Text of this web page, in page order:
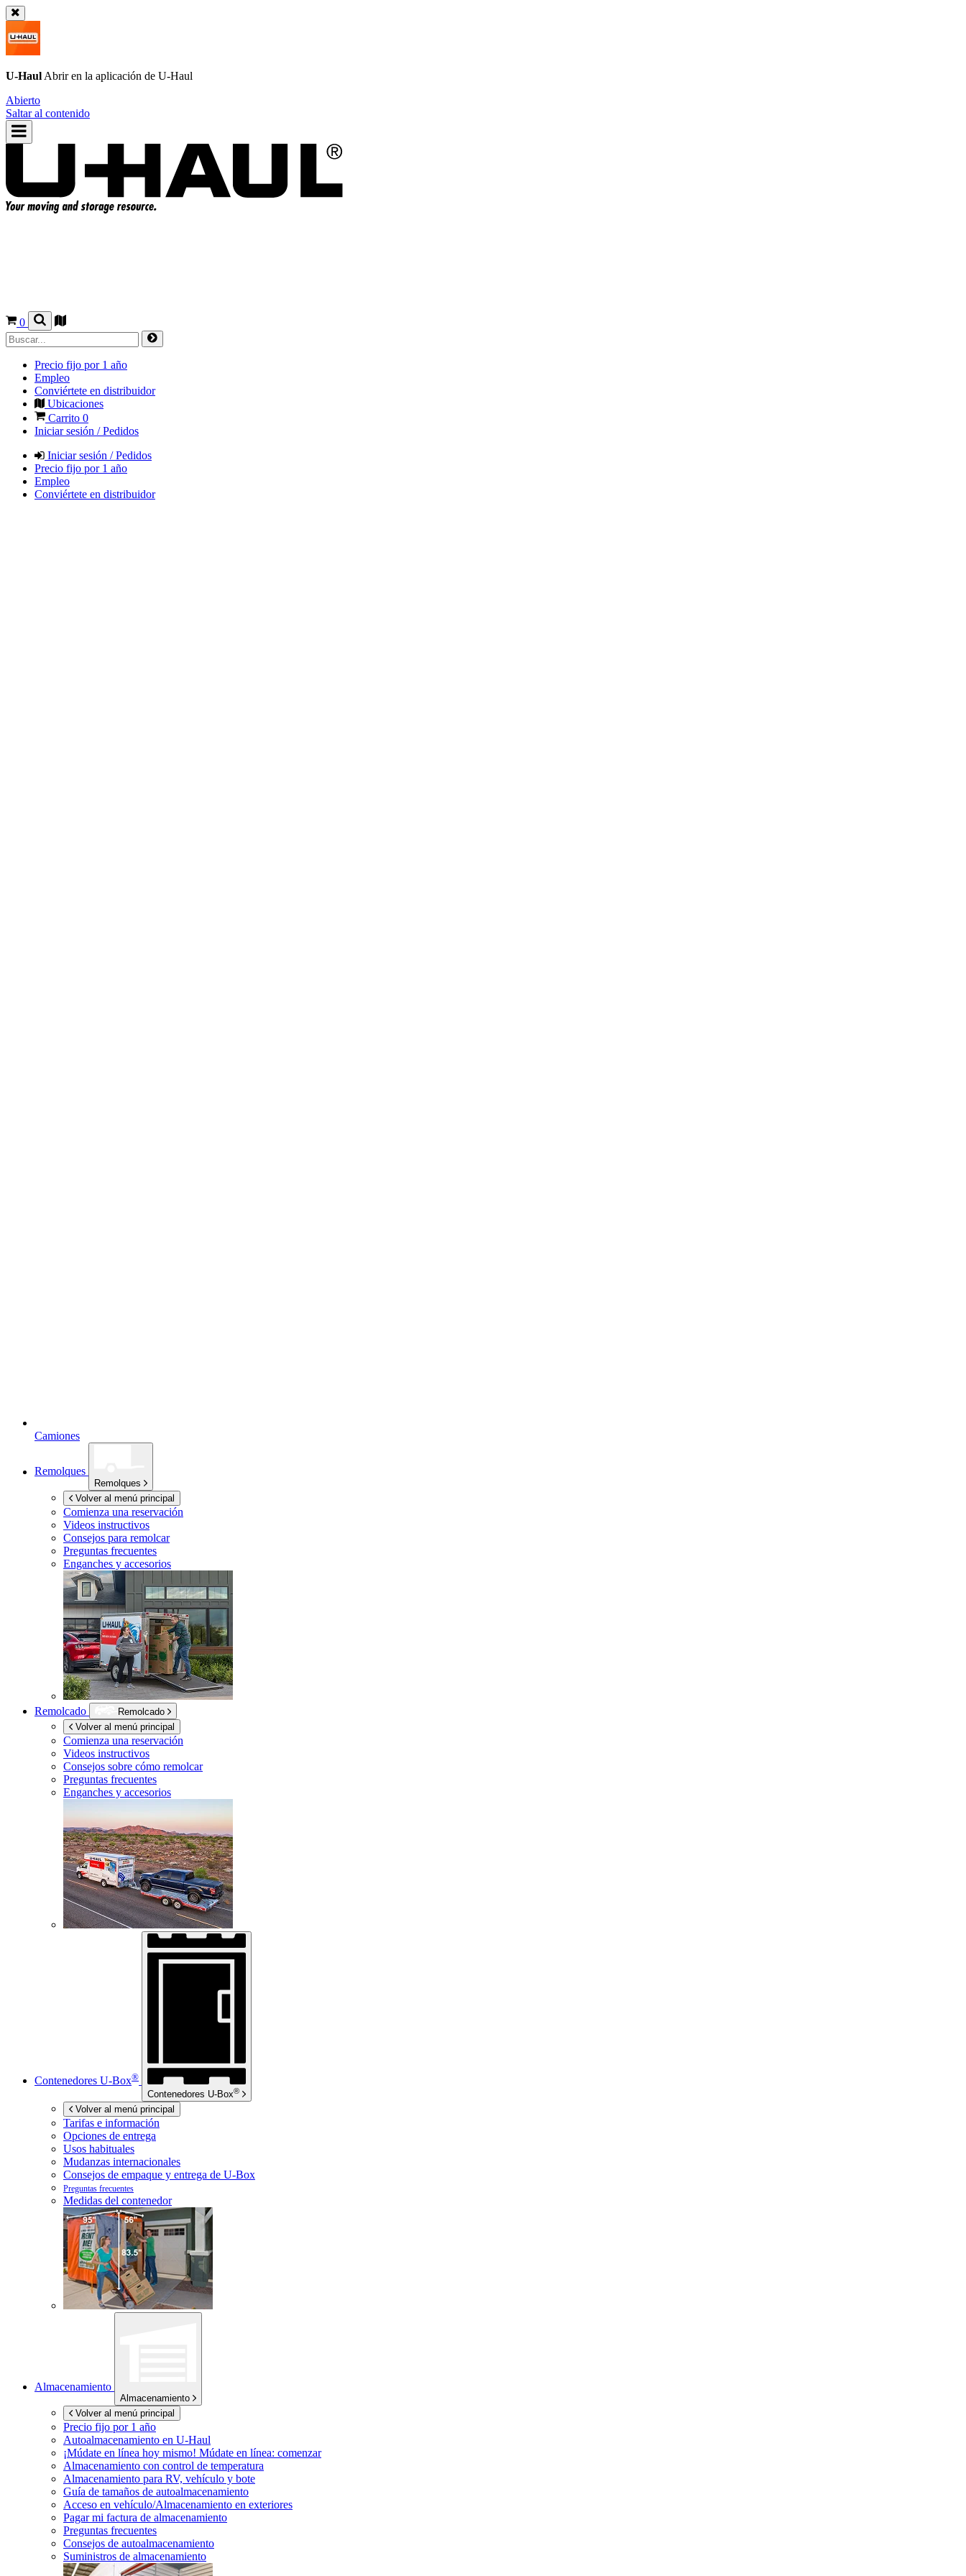
U-Haul Abrir en la aplicación de U-Haul
Abierto
Saltar al contenido
0
Precio fijo por 1 año
Empleo
Conviértete en distribuidor
Ubicaciones
Carrito 0
Iniciar sesión / Pedidos
Iniciar sesión / Pedidos
Precio fijo por 1 año
Empleo
Conviértete en distribuidor
Camiones
Remolques
Remolques
Volver al menú principal
Comienza una reservación
Videos instructivos
Consejos para remolcar
Preguntas frecuentes
Enganches y accesorios
Remolcado
Remolcado
Volver al menú principal
Comienza una reservación
Videos instructivos
Consejos sobre cómo remolcar
Preguntas frecuentes
Enganches y accesorios
Contenedores U-Box®
Contenedores U-Box®
Volver al menú principal
Tarifas e información
Opciones de entrega
Usos habituales
Mudanzas internacionales
Consejos de empaque y entrega de U-Box
Preguntas frecuentes
Medidas del contenedor
Almacenamiento
Almacenamiento
Volver al menú principal
Precio fijo por 1 año
Autoalmacenamiento en U-Haul
¡Múdate en línea hoy mismo! Múdate en línea: comenzar
Almacenamiento con control de temperatura
Almacenamiento para RV, vehículo y bote
Guía de tamaños de autoalmacenamiento
Acceso en vehículo/Almacenamiento en exteriores
Pagar mi factura de almacenamiento
Preguntas frecuentes
Consejos de autoalmacenamiento
Suministros de almacenamiento